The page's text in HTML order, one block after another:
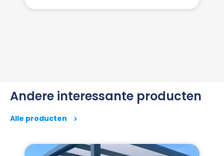
Andere interessante producten
Alle producten